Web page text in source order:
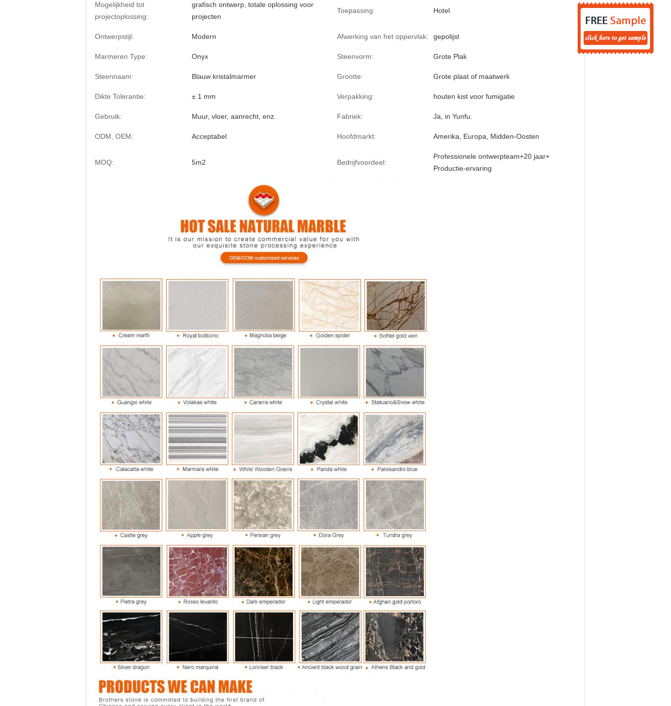
Laat een bericht achter
Mogelijkheid tot
projectoplossing:
grafisch ontwerp, totale oplossing voor
projecten
Toepassing: Hotel
Ontwerpstijl: Modern Afwerking van het oppervlak: gepolijst
Marmeren Type: Onyx Steenvorm: Grote Plak
Steennaam: Blauw kristalmarmer Grootte: Grote plaat of maatwerk
Dikte Tolerantie: ± 1 mm Verpakking: houten kist voor fumigatie
Gebruik: Muur, vloer, aanrecht, enz. Fabriek: Ja, in Yunfu.
ODM, OEM: Acceptabel Hoofdmarkt: Amerika, Europa, Midden-Oosten
MOQ: 5m2 Bedrijfvoordeel:
Professionele ontwerpteam+20 jaar+
Productie-ervaring